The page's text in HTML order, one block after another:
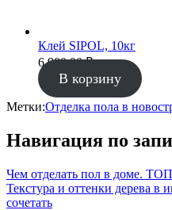
Клей SIPOL, 10кг
6 900.00₽
В корзину
Метки:Отделка пола в
Навигация по
Чем отделать пол в доме.
Текстура и оттенки дерева в
сочетать